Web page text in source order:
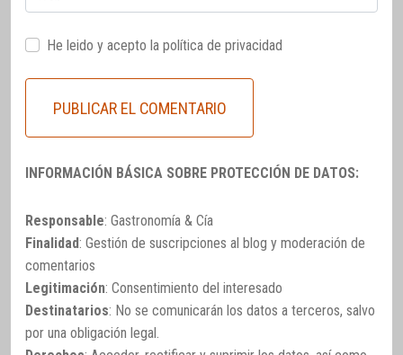
He leido y acepto la política de privacidad
INFORMACIÓN BÁSICA SOBRE PROTECCIÓN DE DATOS:
Responsable: Gastronomía & Cía
Finalidad: Gestión de suscripciones al blog y moderación de
comentarios
Legitimación: Consentimiento del interesado
Destinatarios: No se comunicarán los datos a terceros, salvo
por una obligación legal.